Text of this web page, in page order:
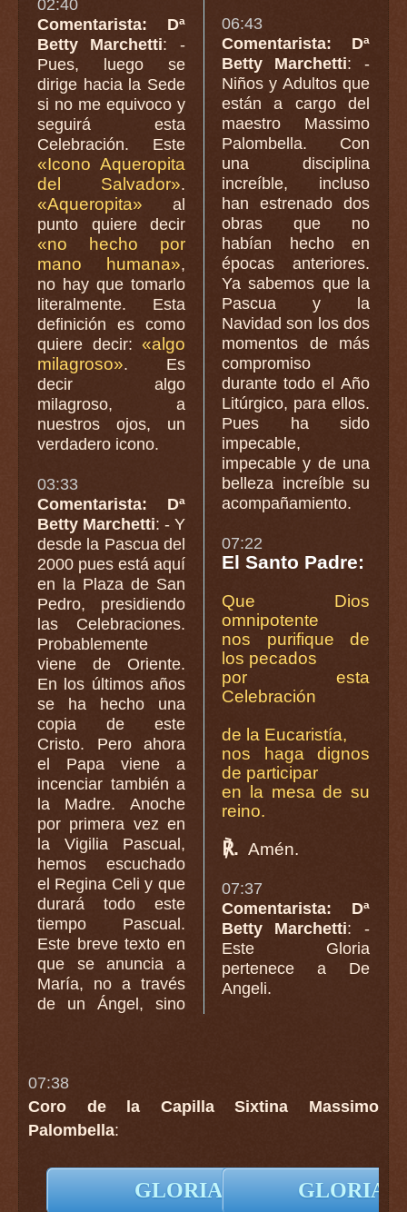
02:40
Comentarista: Dª
Betty Marchetti: -
Pues, luego se
dirige hacia la Sede
si no me equivoco y
seguirá esta
Celebración. Este
«Icono Aqueropita
del Salvador».
«Aqueropita» al
punto quiere decir
«no hecho por
mano humana»,
no hay que tomarlo
literalmente. Esta
definición es como
quiere decir: «algo
milagroso». Es
decir algo
milagroso, a
nuestros ojos, un
verdadero icono.
03:33
Comentarista: Dª
Betty Marchetti: - Y
desde la Pascua del
2000 pues está aquí
en la Plaza de San
Pedro, presidiendo
las Celebraciones.
Probablemente
viene de Oriente.
En los últimos años
se ha hecho una
copia de este
Cristo. Pero ahora
el Papa viene a
incenciar también a
la Madre. Anoche
por primera vez en
la Vigilia Pascual,
hemos escuchado
el Regina Celi y que
durará todo este
tiempo Pascual.
Este breve texto en
que se anuncia a
María, no a través
de un Ángel, sino
06:43
Comentarista: Dª
Betty Marchetti: -
Niños y Adultos que
están a cargo del
maestro Massimo
Palombella. Con
una disciplina
increíble, incluso
han estrenado dos
obras que no
habían hecho en
épocas anteriores.
Ya sabemos que la
Pascua y la
Navidad son los dos
momentos de más
compromiso
durante todo el Año
Litúrgico, para ellos.
Pues ha sido
impecable,
impecable y de una
belleza increíble su
acompañamiento.
07:22
El Santo Padre:
Que Dios
omnipotente
nos purifique de
los pecados
por esta
Celebración
de la Eucaristía,
nos haga dignos
de participar
en la mesa de su
reino.
℟. Amén.
07:37
Comentarista: Dª
Betty Marchetti: -
Este Gloria
pertenece a De
Angeli.
07:38
Coro de la Capilla Sixtina Massimo
Palombella:
GLORIA en LatínGLORIA